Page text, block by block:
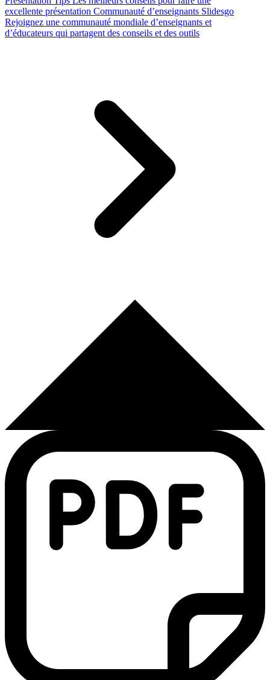
excellente présentation Communauté d’enseignants Slidesgo
Rejoignez une communauté mondiale d’enseignants et
d’éducateurs qui partagent des conseils et des outils